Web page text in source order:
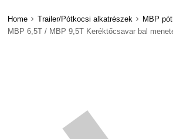
Home Trailer/Pótkocsi alkatrészek MBP
MBP 6,5T / MBP 9,5T Keréktőcsavar bal